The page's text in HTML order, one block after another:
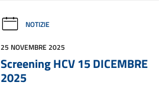
NOTIZIE
25 NOVEMBRE 2025
Screening HCV 15 DICEMBRE
2025